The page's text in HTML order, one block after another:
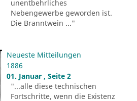
unentbehrliches
Nebengewerbe geworden ist.
Die Branntwein ..."
Neueste Mitteilungen
1886
01. Januar , Seite 2
"...alle diese technischen
Fortschritte, wenn die Existenz